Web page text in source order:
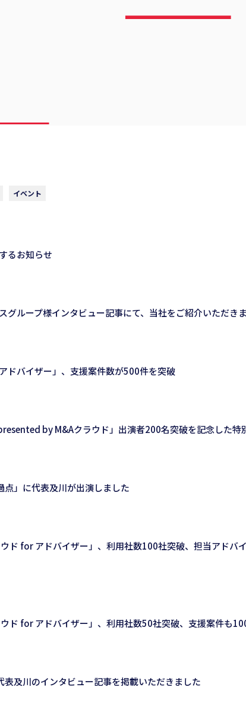
イベント
るお知らせ
グループ様インタビュー記事にて、当社をご紹介いただき
ドバイザー」、支援案件数が500件を突破
by M&Aクラウド」出演者200名突破を記念した特
点」に代表及川が出演しました
ド for アドバイザー」、利用社数100社突破、担当アドバ
ド for アドバイザー」、利用社数50社突破、支援案件も
表及川のインタビュー記事を掲載いただきました